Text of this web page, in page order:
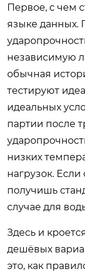
Первое, с чем
языке данных.
независимую
обычная
тестируют
идеальных
партии после
низких
нагрузок.
получишь
случае для
Здесь и
дешёвых
это, как